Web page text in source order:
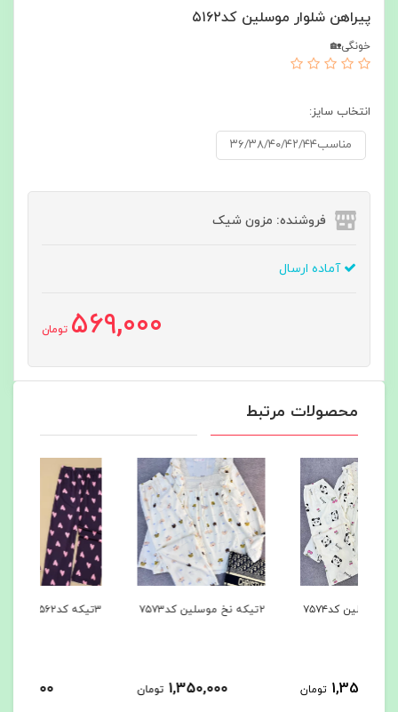
پیراهن شلوار موسلین کد۵۱۶۲
خونگی🏡
انتخاب سایز:
مناسب۳۶/۳۸/۴۰/۴۲/۴۴
فروشنده: مزون شیک
آماده ارسال
569,000 تومان
محصولات مرتبط
۲تیکه نخ موسلین کد۷۵۷۳
1,350,000 تومان
۳تیکه کد۷۵۶۲